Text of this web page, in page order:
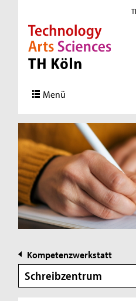
Direkt zur Hauptnavigation
Direkt zur Subnavigation
Direkt zum Inhalt
Direkt zum Fußbereich
Menü
Kompetenzwerkstatt
Schreibzentrum